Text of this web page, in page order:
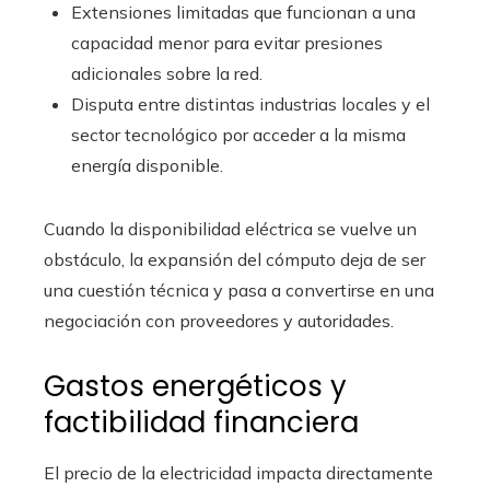
Extensiones limitadas que funcionan a una
capacidad menor para evitar presiones
adicionales sobre la red.
Disputa entre distintas industrias locales y el
sector tecnológico por acceder a la misma
energía disponible.
Cuando la disponibilidad eléctrica se vuelve un
obstáculo, la expansión del cómputo deja de ser
una cuestión técnica y pasa a convertirse en una
negociación con proveedores y autoridades.
Gastos energéticos y
factibilidad financiera
El precio de la electricidad impacta directamente